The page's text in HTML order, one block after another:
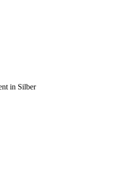
in Silber